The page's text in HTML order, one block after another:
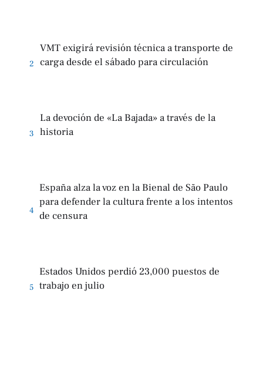
2
VMT exigirá revisión técnica a transporte de
carga desde el sábado para circulación
3
La devoción de «La Bajada» a través de la
historia
4
España alza la voz en la Bienal de São Paulo
para defender la cultura frente a los intentos
de censura
5
Estados Unidos perdió 23,000 puestos de
trabajo en julio